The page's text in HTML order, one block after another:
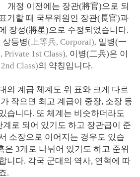
개정 이전에는 장관(將官)으로 되
기할 때 국무위원인 장관(長官)과
장성(將星)으로 수정되었습니다.
등병(上等兵, Corporal), 일병(一
Private 1st Class), 이병(二兵)은 이
Class)의 약칭입니다.
의 계급 체계도 위 표와 크게 다르
작으면 최고 계급이 중장, 소장 등
습니다. 또 체계는 비슷하더라도
로 되어 있기도 하고 장관급이 준
소장으로 이어지는 경우도 있습
은 3개로 나뉘어 있기도 하고 준위
니다. 각국 군대의 역사, 연혁에 따
.